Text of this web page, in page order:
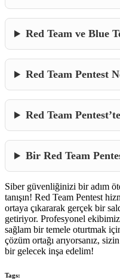
Red Team ve Blue
Red Team Pentest
Red Team
Bir Red Team
Siber güvenliğinizi bir adım
tanışın! Red Team Pentest
ortaya çıkararak gerçek bir
getiriyor. Profesyonel
sağlam bir temele oturtmak
çözüm ortağı arıyorsanız,
bir gelecek inşa edelim!
Tags: